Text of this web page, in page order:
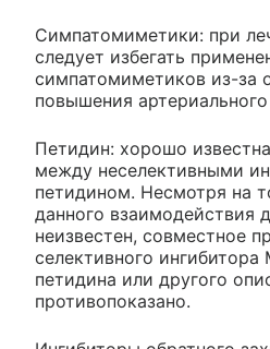
Симпатомиметики: при
следует избегать
симпатомиметиков из-за
повышения
Петидин: хорошо
между неселективными
петидином. Несмотря на
данного взаимодействия
неизвестен, совместное
селективного
петидина или другого
противопоказано.